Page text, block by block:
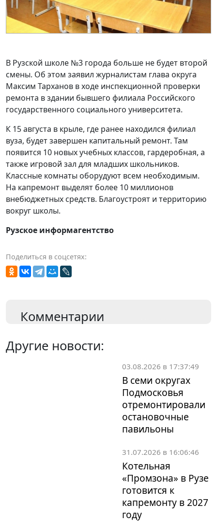
В Рузской школе №3 города больше не будет второй
смены. Об этом заявил журналистам глава округа
Максим Тарханов в ходе инспекционной проверки
ремонта в здании бывшего филиала Российского
государственного социального университета.
К 15 августа в крыле, где ранее находился филиал
вуза, будет завершен капитальный ремонт. Там
появится 10 новых учебных классов, гардеробная, а
также игровой зал для младших школьников.
Классные комнаты оборудуют всем необходимым.
На капремонт выделят более 10 миллионов
внебюджетных средств. Благоустроят и территорию
вокруг школы.
Рузское информагентство
Поделиться в соцсетях:
Комментарии
Другие новости:
03.08.2026 в 17:37:49
В семи округах
Подмосковья
отремонтировали
остановочные
павильоны
31.07.2026 в 16:06:46
Котельная
«Промзона» в Рузе
готовится к
капремонту в 2027
году